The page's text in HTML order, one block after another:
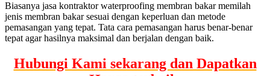
Biasanya jasa kontraktor waterproofing membran bakar memilah
jenis membran bakar sesuai dengan keperluan dan metode
pemasangan yang tepat. Tata cara pemasangan harus benar-benar
tepat agar hasilnya maksimal dan berjalan dengan baik.
Hubungi Kami sekarang dan Dapatkan